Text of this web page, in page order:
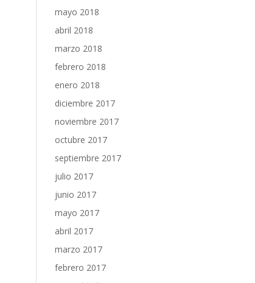
mayo 2018
abril 2018
marzo 2018
febrero 2018
enero 2018
diciembre 2017
noviembre 2017
octubre 2017
septiembre 2017
julio 2017
junio 2017
mayo 2017
abril 2017
marzo 2017
febrero 2017